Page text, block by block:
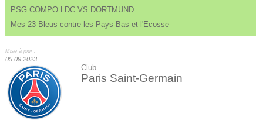
PSG COMPO LDC VS DORTMUND
Mes 23 Bleus contre les Pays-Bas et l'Ecosse
Mise à jour :
05.09.2023
Club
Paris Saint-Germain